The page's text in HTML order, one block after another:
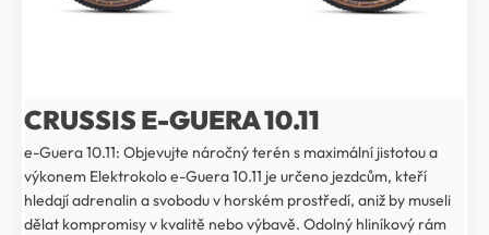
CRUSSIS E-GUERA 10.11
e-Guera 10.11: Objevujte náročný terén s maximální jistotou a
výkonem Elektrokolo e-Guera 10.11 je určeno jezdcům, kteří
hledají adrenalin a svobodu v horském prostředí, aniž by museli
dělat kompromisy v kvalitě nebo výbavě. Odolný hliníkový rám